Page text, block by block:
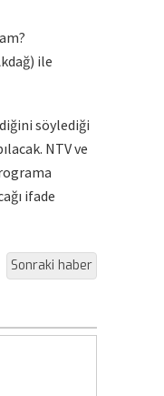
ile
söylediği
NTV ve
ifade
Sonraki haber